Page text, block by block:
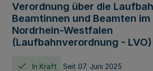
Verordnung über die
Beamtinnen und Beamten im
Nordrhein-Westfalen
(Laufbahnverordnung - LVO)
In Kraft Seit 07. Juni 2025